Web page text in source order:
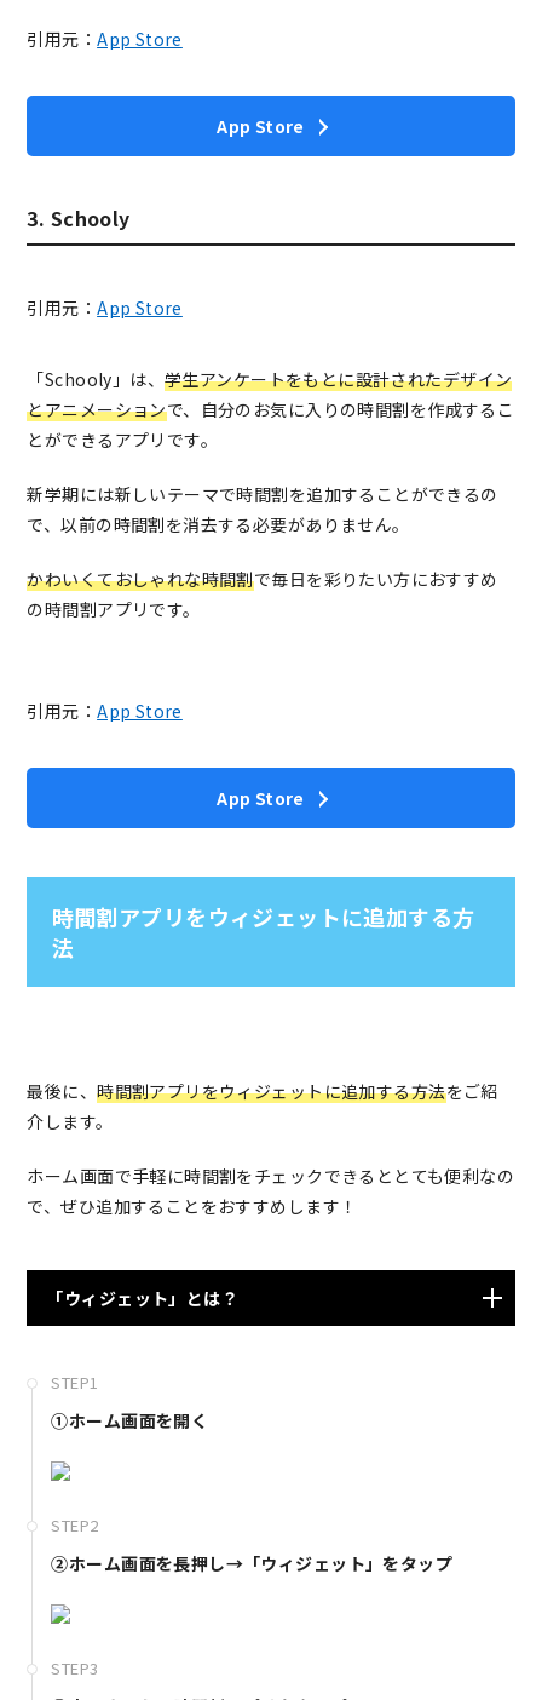
引用元：App Store
App Store
3. Schooly
引用元：App Store
「Schooly」は、学生アンケートをもとに設計されたデザイン
とアニメーションで、自分のお気に入りの時間割を作成するこ
とができるアプリです。
新学期には新しいテーマで時間割を追加することができるの
で、以前の時間割を消去する必要がありません。
かわいくておしゃれな時間割で毎日を彩りたい方におすすめ
の時間割アプリです。
引用元：App Store
App Store
時間割アプリをウィジェットに追加する方
法
最後に、時間割アプリをウィジェットに追加する方法をご紹
介します。
ホーム画面で手軽に時間割をチェックできるととても便利なの
で、ぜひ追加することをおすすめします！
「ウィジェット」とは？
加できるショートカット機能
認することができます。
ウィジェットに対応しているアプリとしていないアプリ
があるので、追加したい場合は一度確認が必要です。
STEP1
①ホーム画面を開く
STEP2
②ホーム画面を長押し→「ウィジェット」をタップ
STEP3